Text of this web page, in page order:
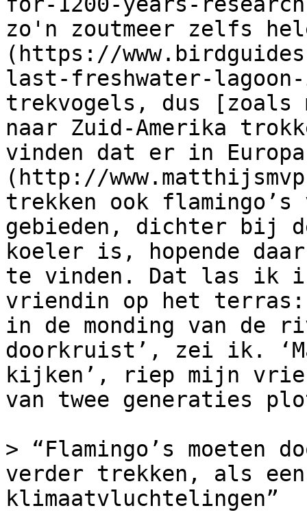
zo'n zoutmeer zelfs
(https://
last-freshwater-
trekvogels, dus [zoals
naar Zuid-Amerika
vinden dat er in
(http://
trekken ook
gebieden, dichter bij
koeler is, hopende
te vinden. Dat las ik
vriendin op het terras:
in de monding van de
doorkruist’, zei ik.
kijken’, riep mijn
van twee generaties
> “Flamingo’s moeten
verder trekken, als
klimaatvluchtelingen”